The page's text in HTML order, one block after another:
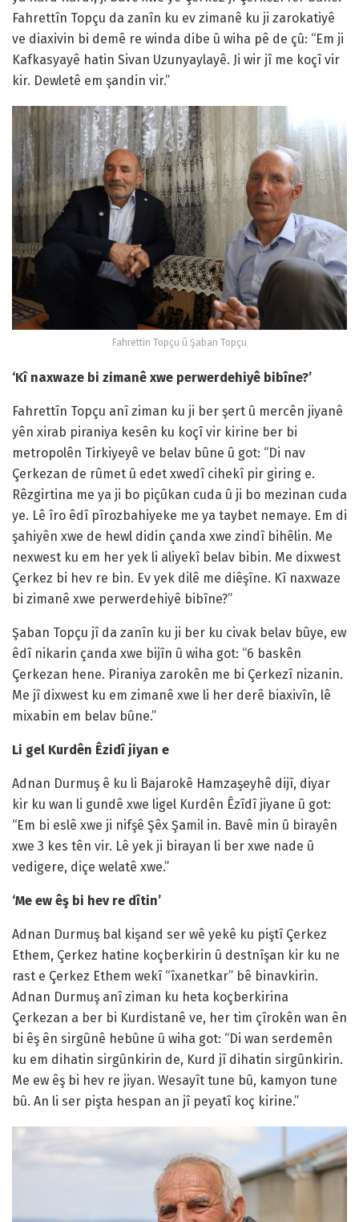
Fahrettîn Topçu da zanîn ku ev zimanê ku ji zarokatiyê
ve diaxivin bi demê re winda dibe û wiha pê de çû: “Em ji
Kafkasyayê hatin Sivan Uzunyaylayê. Ji wir jî me koçî vir
kir. Dewletê em şandin vir.”
Fahrettin Topçu û Şaban Topçu
‘Kî naxwaze bi zimanê xwe perwerdehiyê bibîne?’
Fahrettîn Topçu anî ziman ku ji ber şert û mercên jiyanê
yên xirab piraniya kesên ku koçî vir kirine ber bi
metropolên Tirkiyeyê ve belav bûne û got: “Di nav
Çerkezan de rûmet û edet xwedî cihekî pir giring e.
Rêzgirtina me ya ji bo piçûkan cuda û ji bo mezinan cuda
ye. Lê îro êdî pîrozbahiyeke me ya taybet nemaye. Em di
şahiyên xwe de hewl didin çanda xwe zindî bihêlin. Me
nexwest ku em her yek li aliyekî belav bibin. Me dixwest
Çerkez bi hev re bin. Ev yek dilê me diêşîne. Kî naxwaze
bi zimanê xwe perwerdehiyê bibîne?”
Şaban Topçu jî da zanîn ku ji ber ku civak belav bûye, ew
êdî nikarin çanda xwe bijîn û wiha got: “6 baskên
Çerkezan hene. Piraniya zarokên me bi Çerkezî nizanin.
Me jî dixwest ku em zimanê xwe li her derê biaxivîn, lê
mixabin em belav bûne.”
Li gel Kurdên Êzidî jiyan e
Adnan Durmuş ê ku li Bajarokê Hamzaşeyhê dijî, diyar
kir ku wan li gundê xwe ligel Kurdên Êzîdî jiyane û got:
“Em bi eslê xwe ji nifşê Şêx Şamil in. Bavê min û birayên
xwe 3 kes tên vir. Lê yek ji birayan li ber xwe nade û
vedigere, diçe welatê xwe.”
‘Me ew êş bi hev re dîtin’
Adnan Durmuş bal kişand ser wê yekê ku piştî Çerkez
Ethem, Çerkez hatine koçberkirin û destnîşan kir ku ne
rast e Çerkez Ethem wekî “îxanetkar” bê binavkirin.
Adnan Durmuş anî ziman ku heta koçberkirina
Çerkezan a ber bi Kurdistanê ve, her tim çîrokên wan ên
bi êş ên sirgûnê hebûne û wiha got: “Di wan serdemên
ku em dihatin sirgûnkirin de, Kurd jî dihatin sirgûnkirin.
Me ew êş bi hev re jiyan. Wesayît tune bû, kamyon tune
bû. An li ser pişta hespan an jî peyatî koç kirine.”